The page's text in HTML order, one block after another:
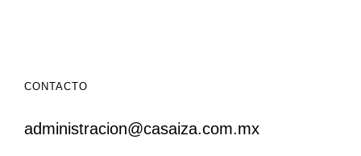
CONTACTO
administracion@casaiza.com.mx